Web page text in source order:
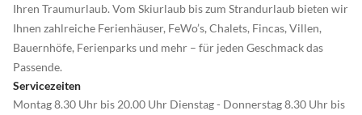
Ihren Traumurlaub. Vom Skiurlaub bis zum Strandurlaub bieten wir
Ihnen zahlreiche Ferienhäuser, FeWo’s, Chalets, Fincas, Villen,
Bauernhöfe, Ferienparks und mehr – für jeden Geschmack das
Passende.
Servicezeiten
Montag 8.30 Uhr bis 20.00 Uhr Dienstag - Donnerstag 8.30 Uhr bis